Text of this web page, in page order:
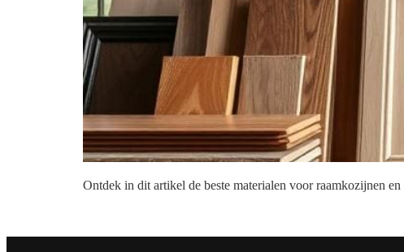
Ontdek in dit artikel de beste materialen voor raamkozijnen